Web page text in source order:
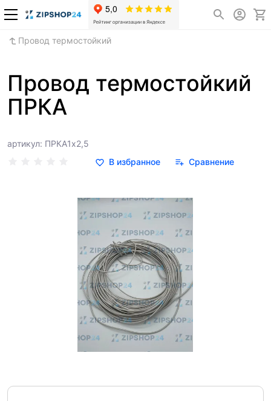
Провод термостойкий
Провод термостойкий
ПРКА
артикул: ПРКА1х2,5
В избранное
Сравнение